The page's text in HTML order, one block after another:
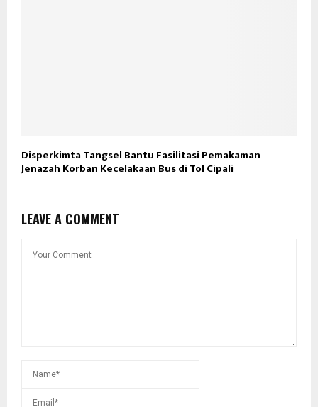
Disperkimta Tangsel Bantu Fasilitasi Pemakaman
Jenazah Korban Kecelakaan Bus di Tol Cipali
LEAVE A COMMENT